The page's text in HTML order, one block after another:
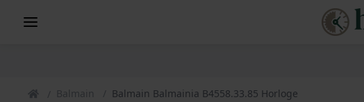
Balmain Balmain Balmainia B4558.33.85 Horloge